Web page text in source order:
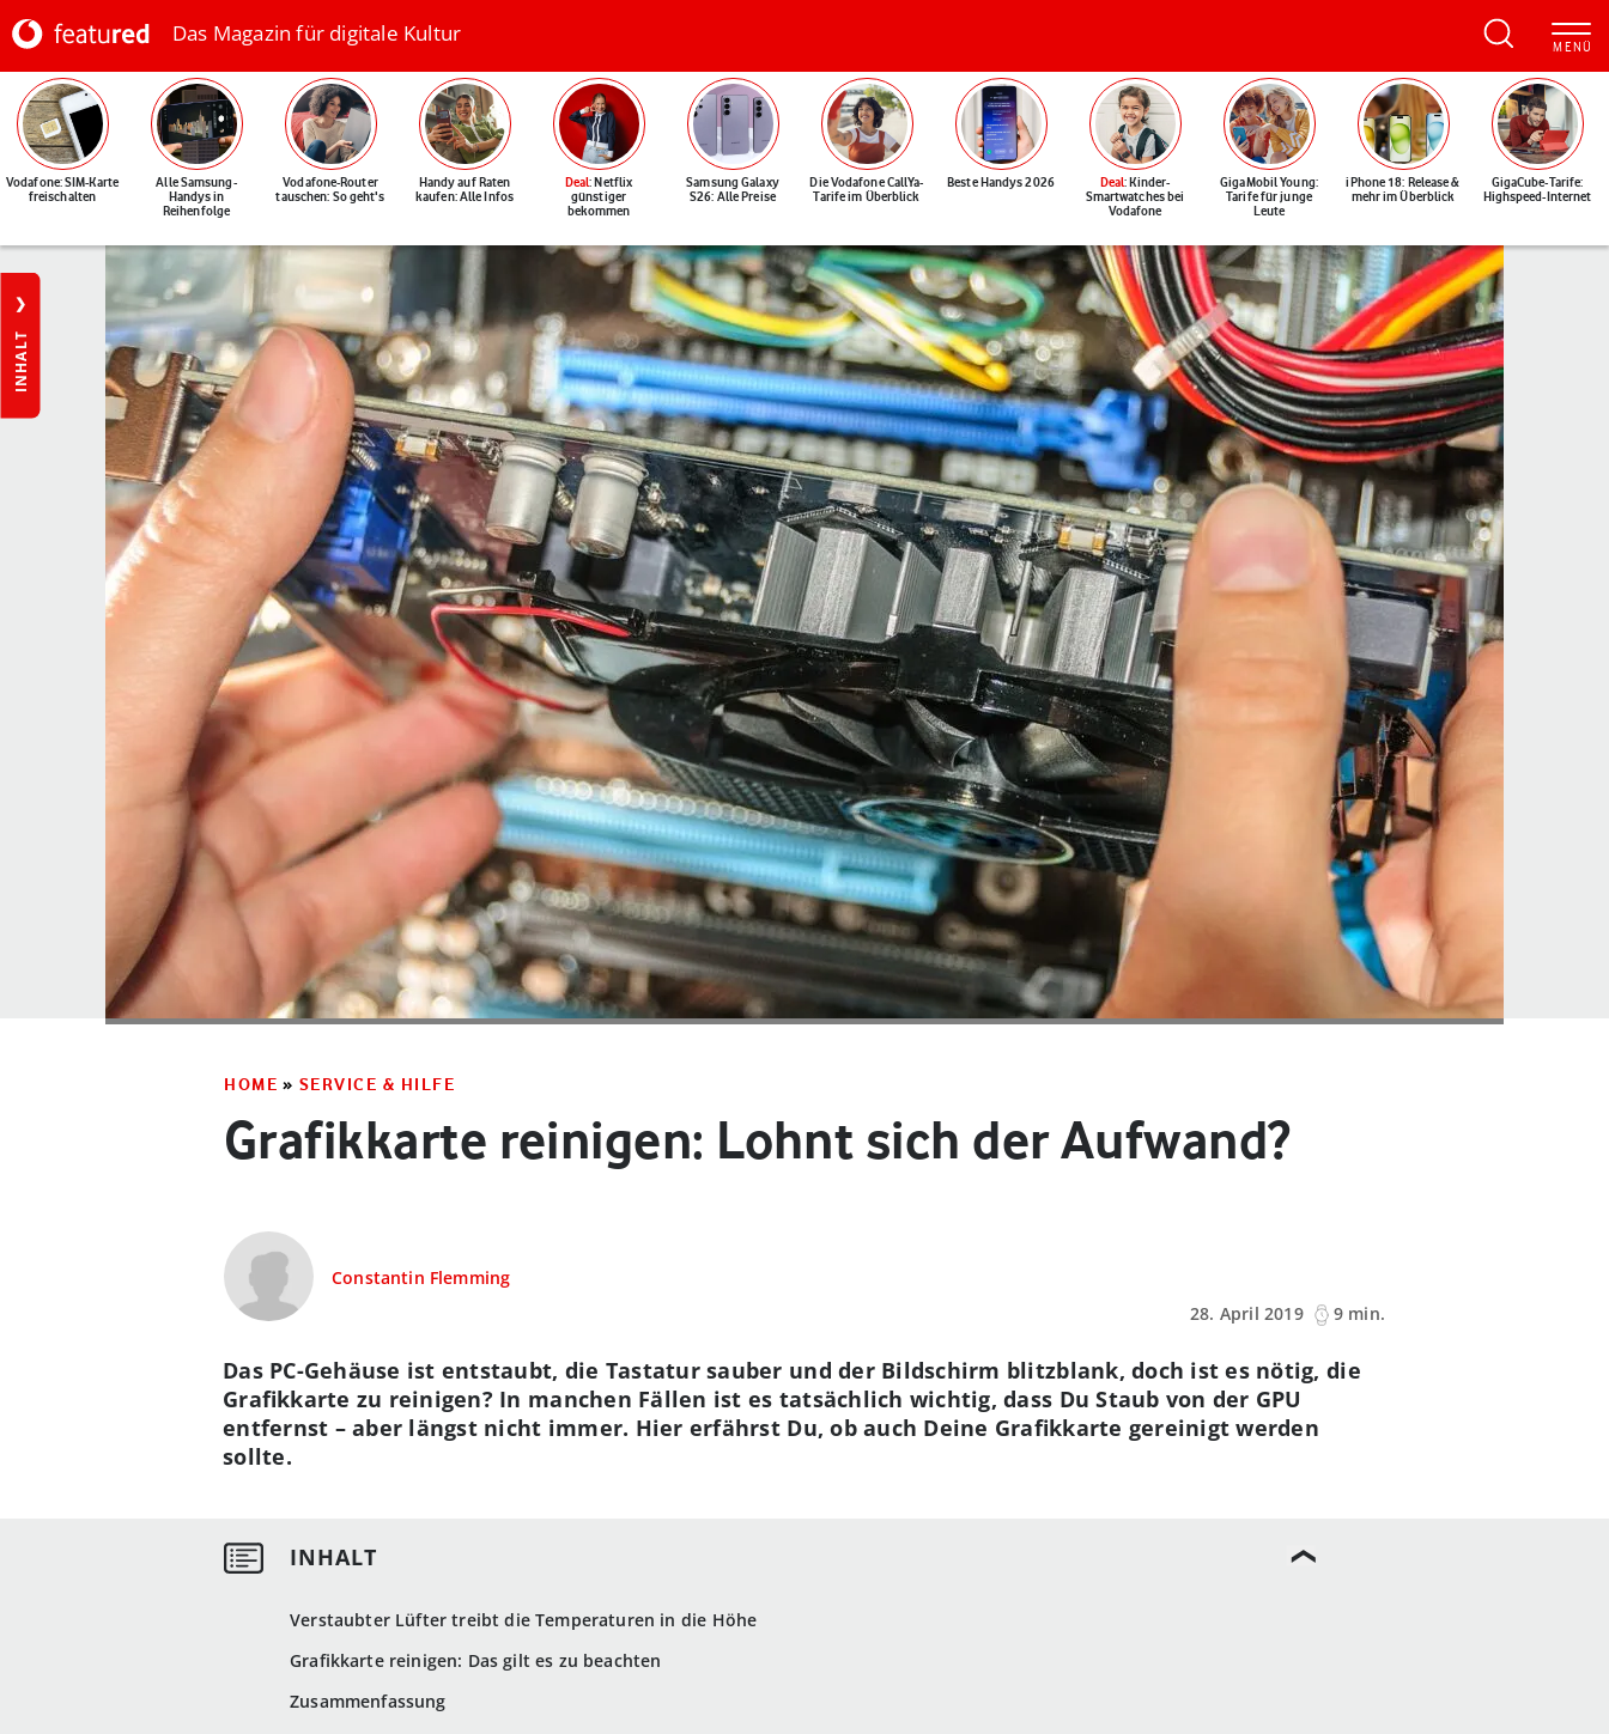
Das Magazin für digitale Kultur
Vodafone: SIM-Karte
freischalten
Alle Samsung-
Handys in
Reihenfolge
Vodafone-Router
tauschen: So geht's
Handy auf Raten
kaufen: Alle Infos
Deal: Netflix
günstiger
bekommen
Samsung Galaxy
S26: Alle Preise
Die Vodafone CallYa-
Tarife im Überblick
Beste Handys 2026 Deal: Kinder-
Smartwatches bei
Vodafone
GigaMobil Young:
Tarife für junge
Leute
iPhone 18: Release &
mehr im Überblick
GigaCube-Tarife:
Highspeed-Internet
INHALT
HOME » SERVICE & HILFE
Grafikkarte reinigen: Lohnt sich der Aufwand?
Constantin Flemming
28. April 2019
9 min.
Verstaubter Lüfter treibt die Temperaturen in die Höhe
Grafikkarte reinigen: Das gilt es zu beachten
Zusammenfassung
Das PC-Gehäuse ist entstaubt, die Tastatur sauber und der Bildschirm blitzblank, doch ist es nötig, die
Grafikkarte zu reinigen? In manchen Fällen ist es tatsächlich wichtig, dass Du Staub von der GPU
entfernst – aber längst nicht immer. Hier erfährst Du, ob auch Deine Grafikkarte gereinigt werden
sollte.